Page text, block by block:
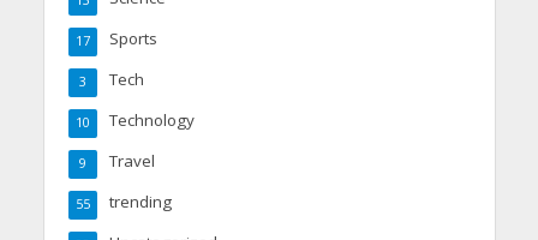
Sports
17
Tech
3
Technology
10
Travel
9
trending
55